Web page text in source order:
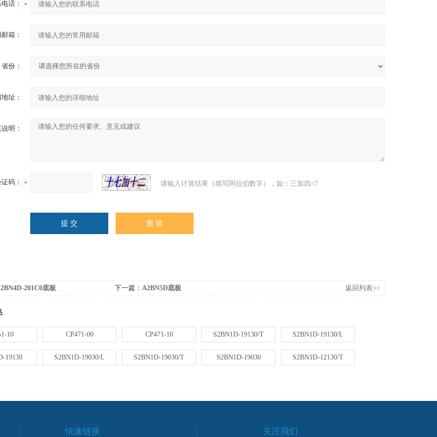
话：
箱：
省份：
址：
明：
码： 请输入计算结果（填写阿拉伯数字），如：三加四=7
201C0底板 下一篇： A2BN5D底板 返回列表>>
10 CP471-00 CP471-10 S2BN1D-19130/T S2BN1D-19130/L
19130 S2BN1D-19030/L S2BN1D-19030/T S2BN1D-19030 S2BN1D-12130/T
快速链接 关注我们